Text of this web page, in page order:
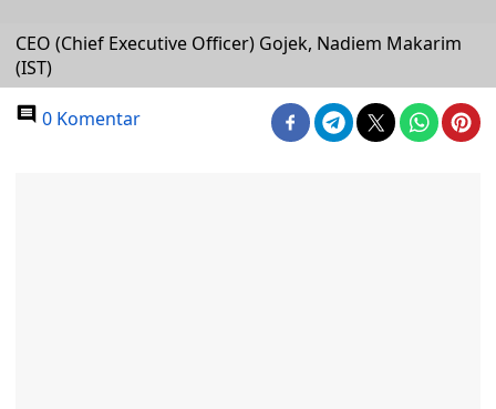
CEO (Chief Executive Officer) Gojek, Nadiem Makarim
(IST)
0 Komentar